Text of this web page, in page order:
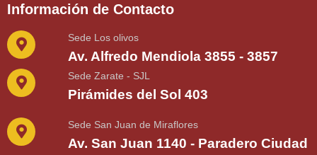
Información de Contacto
Sede Los olivos
Av. Alfredo Mendiola 3855 - 3857
Sede Zarate - SJL
Pirámides del Sol 403
Sede San Juan de Miraflores
Av. San Juan 1140 - Paradero Ciudad